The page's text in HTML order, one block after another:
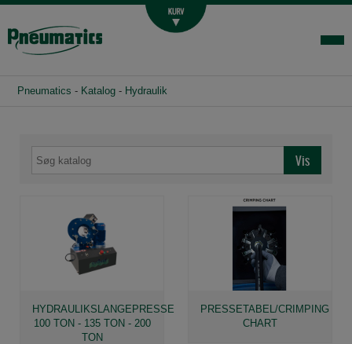
Fittings og slange
Login-infocenter
Pneumatics - Katalog - Hydraulik
HYDRAULIKSLANGEPRESSE
100 TON - 135 TON - 200
TON
PRESSETABEL/CRIMPING
CHART